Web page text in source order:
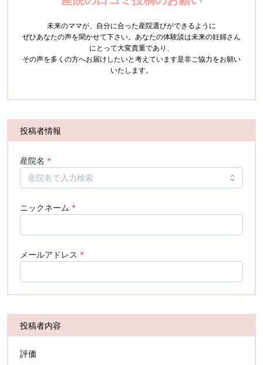
未来のママが、自分に合った産院選びができるように
ぜひあなたの声を聞かせて下さい。 あなたの体験談は未来の妊婦さん
にとって大変貴重であり、
その声を多くの方へお届けしたいと考えています是非ご協力をお願い
いたします。
投稿者情報
産院名 *
ニックネーム *
メールアドレス *
投稿者内容
評価